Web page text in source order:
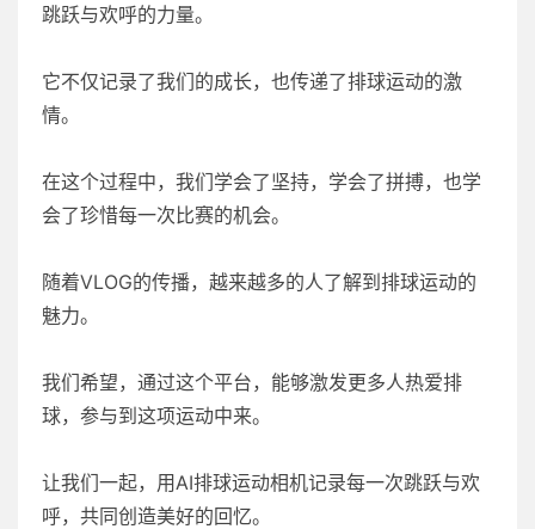
跳跃与欢呼的力量。
它不仅记录了我们的成长，也传递了排球运动的激
情。
在这个过程中，我们学会了坚持，学会了拼搏，也学
会了珍惜每一次比赛的机会。
随着VLOG的传播，越来越多的人了解到排球运动的
魅力。
我们希望，通过这个平台，能够激发更多人热爱排
球，参与到这项运动中来。
让我们一起，用AI排球运动相机记录每一次跳跃与欢
呼，共同创造美好的回忆。